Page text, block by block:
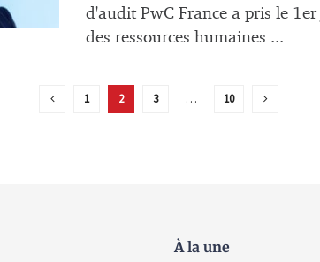
d'audit PwC France a pris le
des ressources humaines ...
1 2 3 … 10
À la une